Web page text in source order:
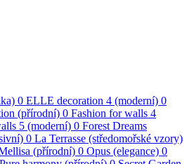
0 ELLE decoration 4 (moderní) 0
(přírodní) 0 Fashion for walls 4
5 (moderní) 0 Forest Dreams
0 La Terrasse (středomořské vzory)
(přírodní) 0 Opus (elegance) 0